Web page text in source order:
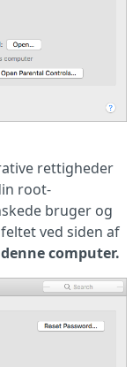
rettigheder
root-
bruger og
ved siden af
computer.